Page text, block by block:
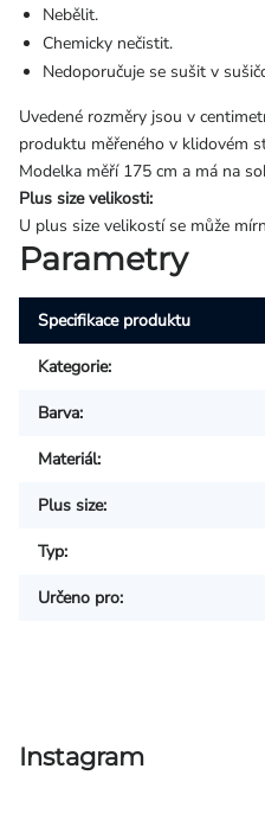
Nebělit.
Chemicky nečistit.
Nedoporučuje se sušit v
Uvedené rozměry jsou v
produktu měřeného v klidovém
Modelka měří 175 cm a má na
Plus size velikosti:
U plus size velikostí se může
Parametry
Specifikace produktu
Kategorie:
Barva:
Materiál:
Plus size:
Typ:
Určeno pro:
Instagram